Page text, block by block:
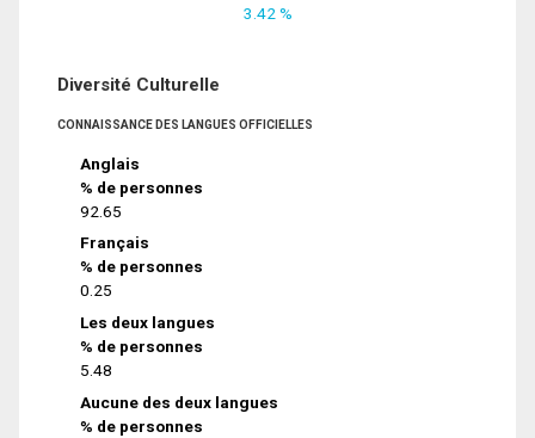
3.42 %
Diversité Culturelle
CONNAISSANCE DES LANGUES OFFICIELLES
Anglais
% de personnes
92.65
Français
% de personnes
0.25
Les deux langues
% de personnes
5.48
Aucune des deux langues
% de personnes